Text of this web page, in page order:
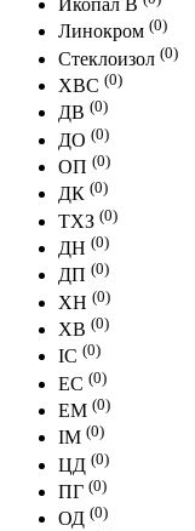
Икопал В
Линокром (0)
Стеклоизол (0)
ХВС (0)
ДВ (0)
ДО (0)
ОП (0)
ДК (0)
ТХЗ (0)
ДН (0)
ДП (0)
ХН (0)
ХВ (0)
IC (0)
EC (0)
EM (0)
IM (0)
ЦД (0)
ПГ (0)
ОД (0)